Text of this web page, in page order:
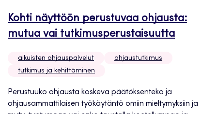
Kohti näyttöön perustuvaa ohjausta:
mutua vai tutkimusperustaisuutta
aikuisten ohjauspalvelut
ohjaustutkimus
tutkimus ja kehittäminen
Perustuuko ohjausta koskeva päätöksenteko ja
ohjausammattilaisen työkäytäntö omiin mieltymyksiin ja